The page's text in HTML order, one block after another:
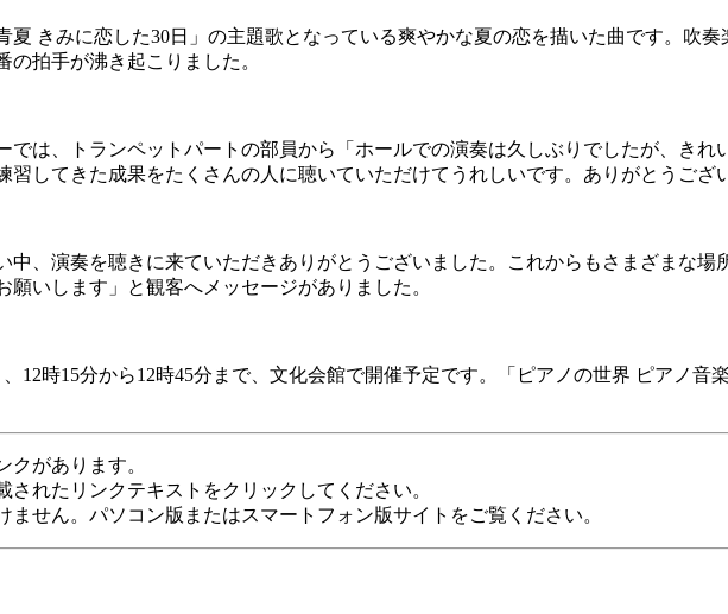
きみに恋した30日」の主題歌となっている爽やかな夏の恋を描いた曲です。吹
拍手が沸き起こりました。
は、トランペットパートの部員から「ホールでの演奏は久しぶりでしたが、きれ
してきた成果をたくさんの人に聴いていただけてうれしいです。ありがとうござ
、演奏を聴きに来ていただきありがとうございました。これからもさまざまな場
いします」と観客へメッセージがありました。
12時15分から12時45分まで、文化会館で開催予定です。「ピアノの世界 ピアノ音
クがあります。
れたリンクテキストをクリックしてください。
せん。パソコン版またはスマートフォン版サイトをご覧ください。